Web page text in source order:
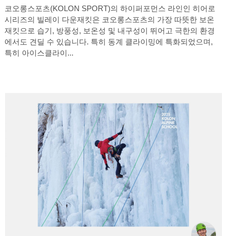
코오롱스포츠(KOLON SPORT)의 하이퍼포먼스 라인인 히어로
시리즈의 빌레이 다운재킷은 코오롱스포츠의 가장 따뜻한 보온
재킷으로 습기, 방풍성, 보온성 및 내구성이 뛰어고 극한의 환경
에서도 견딜 수 있습니다. 특히 동계 클라이밍에 특화되었으며,
특히 아이스클라이...